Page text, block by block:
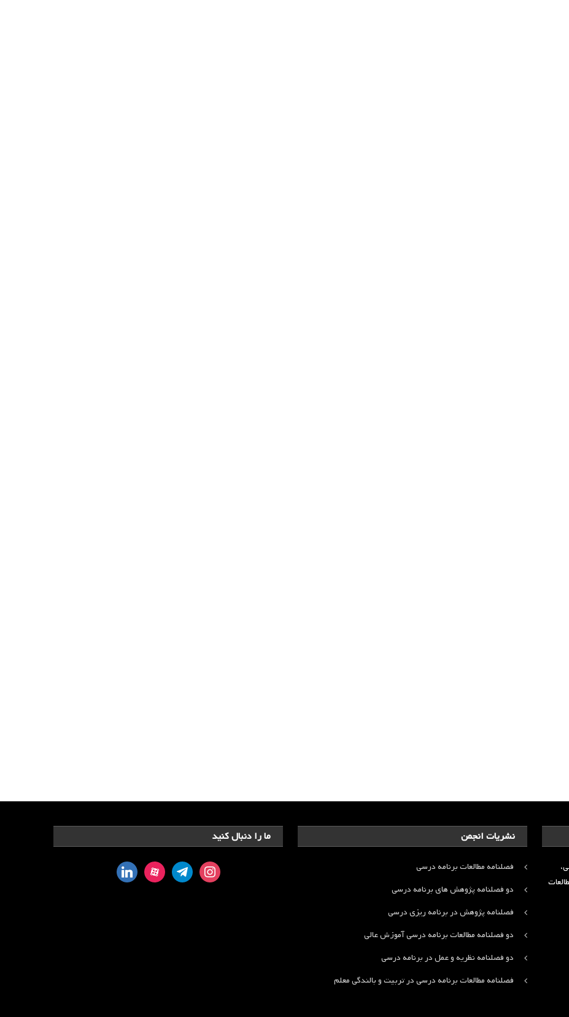
ما را دنبال کنید
instagram
telegram
aparat
linkedin
نشریات انجمن
فصلنامه مطالعات برنامه درسی
دو فصلنامه پژوهش های برنامه درسی
فصلنامه پژوهش در برنامه ریزی درسی
دو فصلنامه مطالعات برنامه درسی آموزش عالی
دو فصلنامه نظریه و عمل در برنامه درسی
فصلنامه مطالعات برنامه درسی در تربیت و بالندگی معلم
مطالعات